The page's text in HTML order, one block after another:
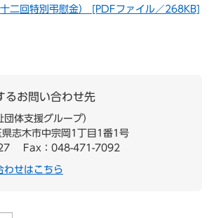
二回特別弔慰金） [PDFファイル／268KB]
るお問い合わせ先
団体支援グループ
県志木市中宗岡1丁目1番1号
Fax：048-471-7092
わせはこちら